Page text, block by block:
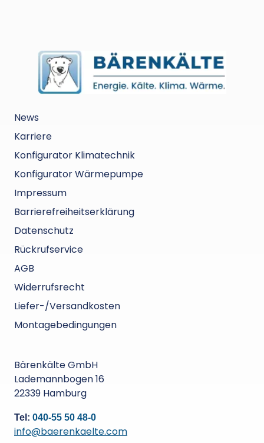
können. Die Art und Weise, wie das hier
gehandhabt wurde, war frustrierend,
unzuverlässig und absolut nicht akzeptabel.
News
Karriere
Konfigurator Klimatechnik
Konfigurator Wärmepumpe
Impressum
Barrierefreiheitserklärung
Datenschutz
Rückrufservice
AGB
Widerrufsrecht
Liefer-/Versandkosten
Montagebedingungen
Bärenkälte GmbH
Lademannbogen 16
22339 Hamburg
Tel: 040-55 50 48-0
info@baerenkaelte.com